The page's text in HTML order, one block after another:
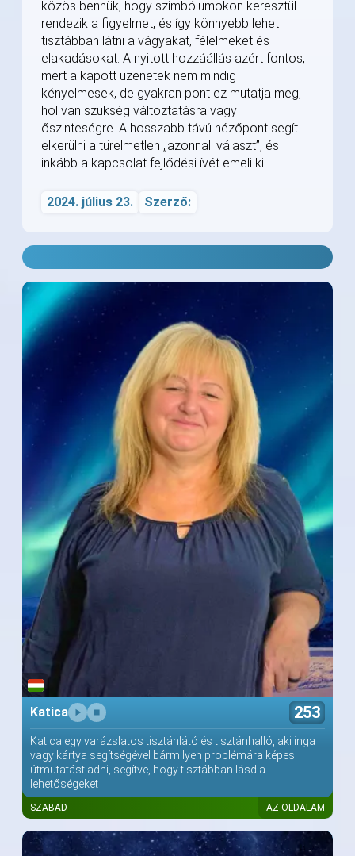
közös bennük, hogy szimbólumokon keresztül
rendezik a figyelmet, és így könnyebb lehet
tisztábban látni a vágyakat, félelmeket és
elakadásokat. A nyitott hozzáállás azért fontos,
mert a kapott üzenetek nem mindig
kényelmesek, de gyakran pont ez mutatja meg,
hol van szükség változtatásra vagy
őszinteségre. A hosszabb távú nézőpont segít
elkerülni a türelmetlen „azonnali választ”, és
inkább a kapcsolat fejlődési ívét emeli ki.
2024. július 23. Szerző:
Katica 253
Katica egy varázslatos tisztánlátó és tisztánhalló, aki inga
vagy kártya segítségével bármilyen problémára képes
útmutatást adni, segítve, hogy tisztábban lásd a
lehetőségeket
SZABAD AZ OLDALAM